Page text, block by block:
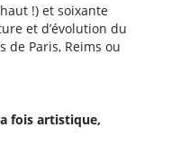
!) et soixante
et d’évolution du
de Paris, Reims ou
fois artistique,